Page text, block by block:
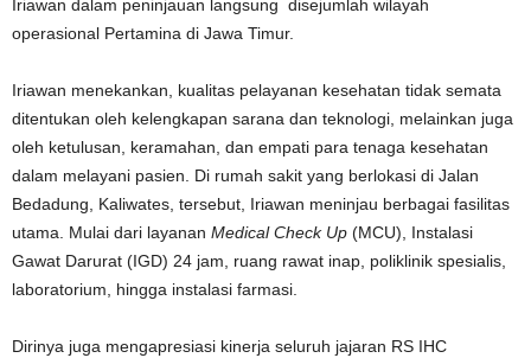
Iriawan dalam peninjauan langsung disejumlah wilayah
operasional Pertamina di Jawa Timur.
Iriawan menekankan, kualitas pelayanan kesehatan tidak semata
ditentukan oleh kelengkapan sarana dan teknologi, melainkan juga
oleh ketulusan, keramahan, dan empati para tenaga kesehatan
dalam melayani pasien. Di rumah sakit yang berlokasi di Jalan
Bedadung, Kaliwates, tersebut, Iriawan meninjau berbagai fasilitas
utama. Mulai dari layanan Medical Check Up (MCU), Instalasi
Gawat Darurat (IGD) 24 jam, ruang rawat inap, poliklinik spesialis,
laboratorium, hingga instalasi farmasi.
Dirinya juga mengapresiasi kinerja seluruh jajaran RS IHC